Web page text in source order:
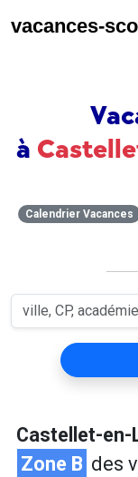
vacances-
à
Calendrier Vacances
Castellet-en-
Zone B des